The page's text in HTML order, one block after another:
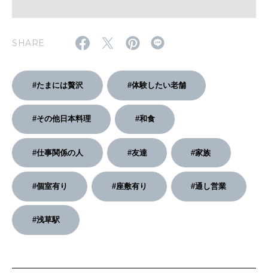
2026年1月号「猫がいれば、幸せ」
2025年12月号「お酒の新常識。」
SHARE
#たまには贅沢 #体験したい老舗
#その他日本料理 #和食
#仕事関係の人 #友達 #家族
#個室有り #座敷有り #通し営業
#浅草駅